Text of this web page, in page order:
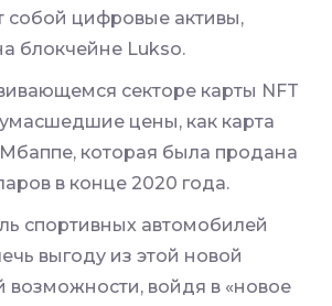
собой цифровые активы,
блокчейне Lukso.
секторе карты NFT
цены, как карта
которая была продана
в конце 2020 года.
спортивных автомобилей
выгоду из этой новой
войдя в «новое